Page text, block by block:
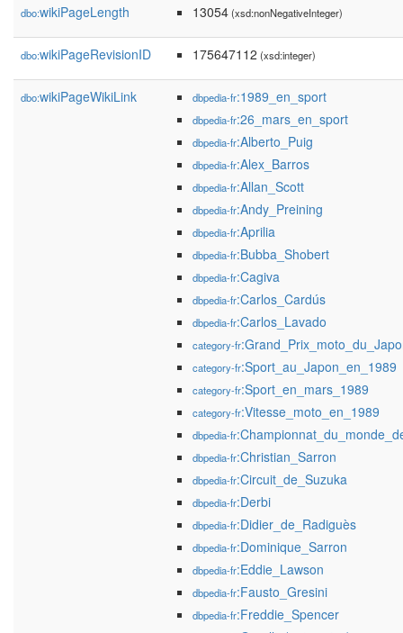
dbo:wikiPageLength 13054(xsd:nonNegativeInteger)
dbo:wikiPageRevisionID 175647112 (xsd:integer)
dbo:wikiPageWikiLink dbpedia-fr:1989_en_sport
dbpedia-fr:26_mars_en_sport
dbpedia-fr:Alberto_Puig
dbpedia-fr:Alex_Barros
dbpedia-fr:Allan_Scott
dbpedia-fr:Andy_Preining
dbpedia-fr:Aprilia
dbpedia-fr:Bubba_Shobert
dbpedia-fr:Cagiva
dbpedia-fr:Carlos_Cardús
dbpedia-fr:Carlos_Lavado
category-fr
category-fr:Sport_au_Japon_en_1989
category-fr:Sport_en_mars_1989
category-fr:Vitesse_moto_en_1989
dbpedia-fr
dbpedia-fr:Christian_Sarron
dbpedia-fr:Circuit_de_Suzuka
dbpedia-fr:Derbi
dbpedia-fr:Didier_de_Radiguès
dbpedia-fr:Dominique_Sarron
dbpedia-fr:Eddie_Lawson
dbpedia-fr:Fausto_Gresini
dbpedia-fr:Freddie_Spencer